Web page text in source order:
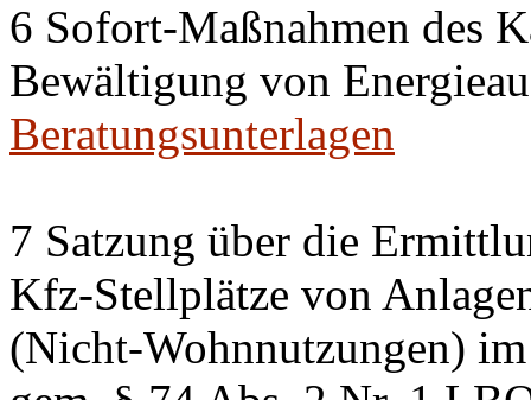
6 Sofort-Maßnahmen des
Bewältigung von
Beratungsunterlagen
7 Satzung über die
Kfz-Stellplätze von
(Nicht-Wohnnutzungen)